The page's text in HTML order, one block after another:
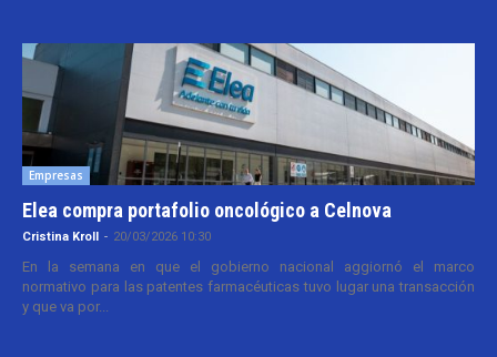
Empresas
Elea compra portafolio oncológico a Celnova
Cristina Kroll - 20/03/2026 10:30
En la semana en que el gobierno nacional aggiornó el marco
normativo para las patentes farmacéuticas tuvo lugar una transacción
y que va por...